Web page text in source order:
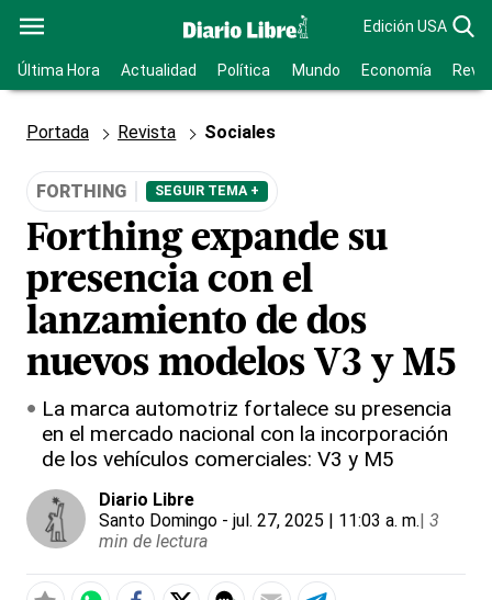
Edición USA
Última Hora Actualidad Política Mundo Economía
Portada Revista Sociales
FORTHING SEGUIR TEMA +
Forthing expande su
presencia con el
lanzamiento de dos
nuevos modelos V3 y M5
La marca automotriz fortalece su presencia
en el mercado nacional con la incorporación
de los vehículos comerciales: V3 y M5
Diario Libre
Santo Domingo - jul. 27, 2025 | 11:03 a. m.| 3
min de lectura